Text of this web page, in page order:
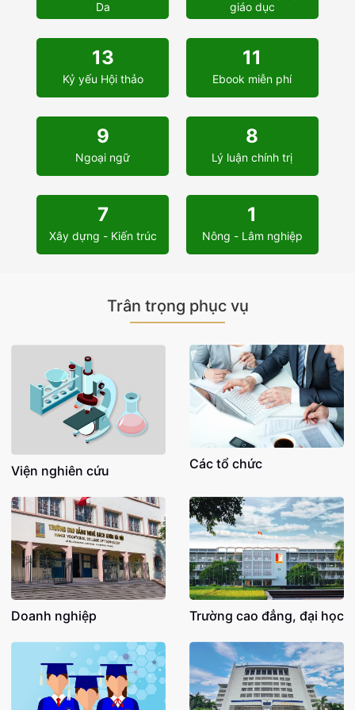
Da
giáo dục
13
Kỷ yếu Hội thảo
11
Ebook miễn phí
9
Ngoại ngữ
8
Lý luận chính trị
7
Xây dựng - Kiến trúc
1
Nông - Lâm nghiệp
Trân trọng phục vụ
Viện nghiên cứu Các tổ chức
Doanh nghiệp Trường cao đẳng, đại học